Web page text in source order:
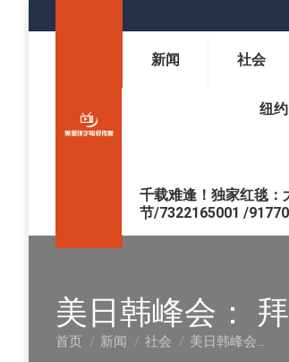
新闻 社会
纽
千载难逢！独家红毯：
节/7322165001 /
美日韩峰会：
您在这里：
首页 新闻 社会 美日韩峰会…